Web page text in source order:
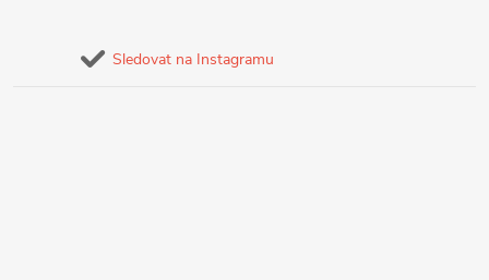
Sledovat na Instagramu